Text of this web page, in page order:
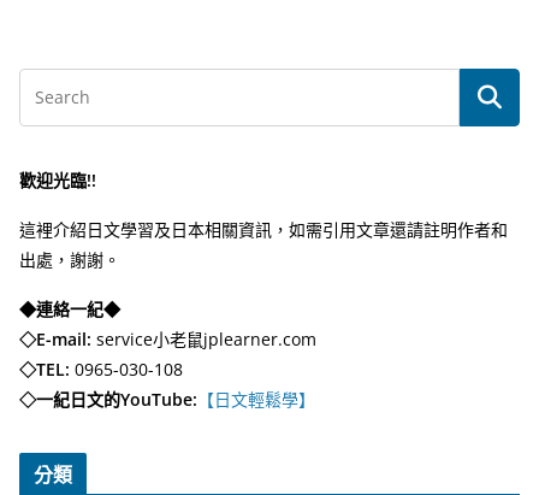
歡迎光臨!!
這裡介紹日文學習及日本相關資訊，如需引用文章還請註明作者和
出處，謝謝。
◆連絡一紀◆
◇E-mail: service小老鼠jplearner.com
◇TEL: 0965-030-108
◇一紀日文的YouTube: 【日文輕鬆學】
分類